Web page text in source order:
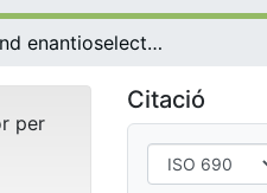
Direct and enantioselective aldol reactions catalyzed by chiral nickel(II) complexes
per
Citació